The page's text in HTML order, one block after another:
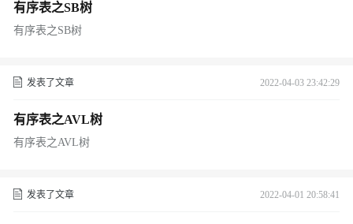
有序表之SB树
有序表之SB树
发表了文章 2022-04-03 23:42:29
有序表之AVL树
有序表之AVL树
发表了文章 2022-04-01 20:58:41